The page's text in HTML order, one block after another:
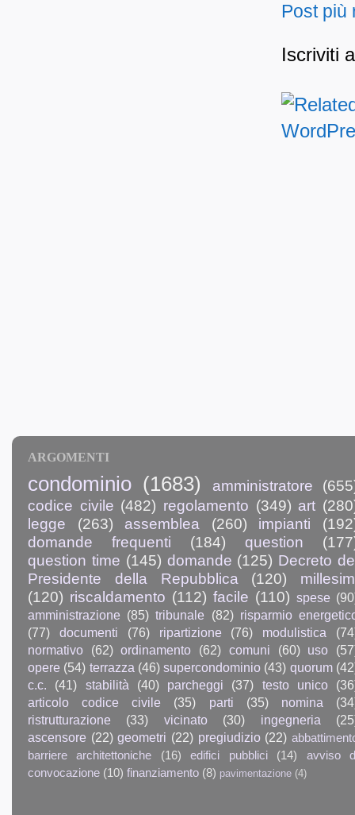
Post più
Iscriviti
ARGOMENTI
condominio (1683) amministratore
codice civile (482) regolamento (349) art
legge
(263) assemblea (260) impianti
domande frequenti
(184) question
question time (145) domande (125) Decreto
Presidente della Repubblica
(120)
(120) riscaldamento (112) facile (110) spese
amministrazione (85) tribunale (82) risparmio
(77)
documenti (76) ripartizione (76) modulistica
normativo
(62) ordinamento (62) comuni (60) uso
opere (54) terrazza (46) supercondominio (43) quorum
c.c.
(41) stabilità (40) parcheggi (37) testo unico
articolo codice civile
(35) parti (35) nomina
ristrutturazione
(33) vicinato (30) ingegneria
ascensore (22) geometri (22) pregiudizio (22)
barriere architettoniche
(16) edifici pubblici (14)
avviso
convocazione (10) finanziamento (8) pavimentazione (4)